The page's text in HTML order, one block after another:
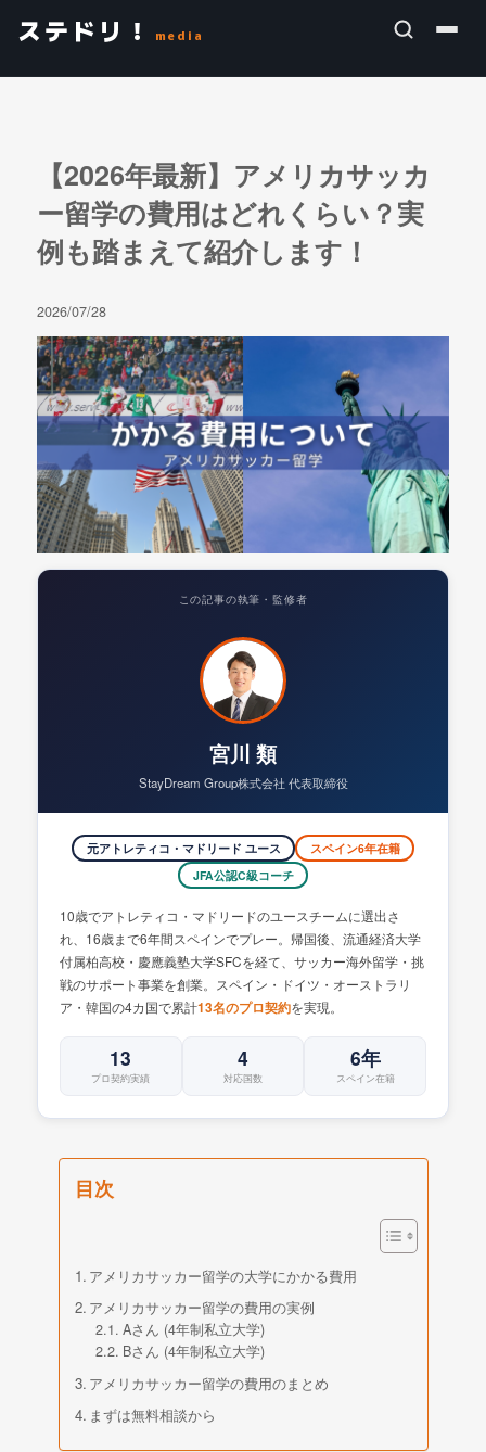
ステドリ！ media
【2026年最新】アメリカサッカ
ー留学の費用はどれくらい？実
例も踏まえて紹介します！
2026/07/28
この記事の執筆・監修者
宮川 類
StayDream Group株式会社 代表取締役
元アトレティコ・マドリード ユース
スペイン6年在籍
JFA公認C級コーチ
10歳でアトレティコ・マドリードのユースチームに選出さ
れ、16歳まで6年間スペインでプレー。帰国後、流通経済大学
付属柏高校・慶應義塾大学SFCを経て、サッカー海外留学・挑
戦のサポート事業を創業。スペイン・ドイツ・オーストラリ
ア・韓国の4カ国で累計13名のプロ契約を実現。
13
プロ契約実績
4
対応国数
6年
スペイン在籍
目次
アメリカサッカー留学の大学にかかる費用
アメリカサッカー留学の費用の実例
Aさん (4年制私立大学)
Bさん (4年制私立大学)
アメリカサッカー留学の費用のまとめ
まずは無料相談から